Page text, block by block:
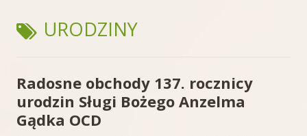
TAGI:
URODZINY
Radosne obchody 137. rocznicy
urodzin Sługi Bożego Anzelma
Gądka OCD